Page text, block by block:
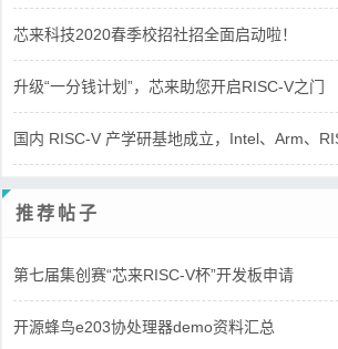
芯来科技2020春季校招社招全面启动啦！
升级“一分钱计划”，芯来助您开启RISC-V之门
国内 RISC-V 产学研基地成立，Intel、Arm、
推荐帖子
第七届集创赛“芯来RISC-V杯”开发板申请
开源蜂鸟e203协处理器demo资料汇总